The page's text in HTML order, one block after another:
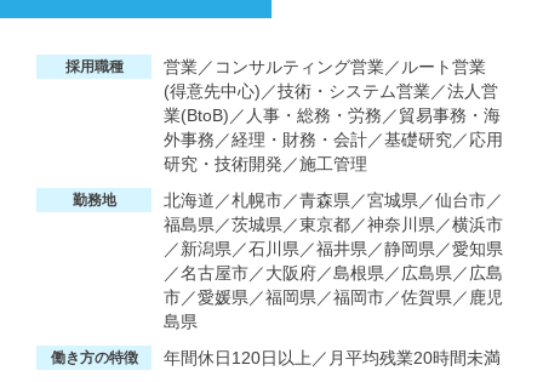
採用職種
営業／コンサルティング営業／ルート営業
(得意先中心)／技術・システム営業／法人営
業(BtoB)／人事・総務・労務／貿易事務・海
外事務／経理・財務・会計／基礎研究／応用
研究・技術開発／施工管理
勤務地
北海道／札幌市／青森県／宮城県／仙台市／
福島県／茨城県／東京都／神奈川県／横浜市
／新潟県／石川県／福井県／静岡県／愛知県
／名古屋市／大阪府／島根県／広島県／広島
市／愛媛県／福岡県／福岡市／佐賀県／鹿児
島県
働き方の特徴 年間休日120日以上／月平均残業20時間未満